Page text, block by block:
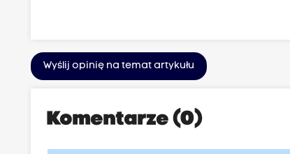
Wyślij opinię na temat artykułu
Komentarze (0)